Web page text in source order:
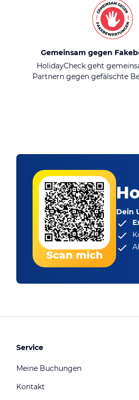
Gemeinsam gegen
HolidayCheck geht
Partnern gegen gefälschte
Scan mich
Dein
Service
Meine Buchungen
Kontakt